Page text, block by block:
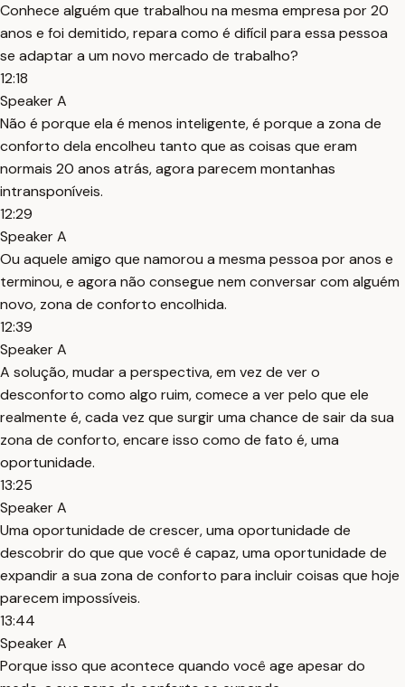
Conhece alguém que trabalhou na mesma empresa por 20
anos e foi demitido, repara como é difícil para essa pessoa
se adaptar a um novo mercado de trabalho?
12:18
Speaker A
Não é porque ela é menos inteligente, é porque a zona de
conforto dela encolheu tanto que as coisas que eram
normais 20 anos atrás, agora parecem montanhas
intransponíveis.
12:29
Speaker A
Ou aquele amigo que namorou a mesma pessoa por anos e
terminou, e agora não consegue nem conversar com alguém
novo, zona de conforto encolhida.
12:39
Speaker A
A solução, mudar a perspectiva, em vez de ver o
desconforto como algo ruim, comece a ver pelo que ele
realmente é, cada vez que surgir uma chance de sair da sua
zona de conforto, encare isso como de fato é, uma
oportunidade.
13:25
Speaker A
Uma oportunidade de crescer, uma oportunidade de
descobrir do que que você é capaz, uma oportunidade de
expandir a sua zona de conforto para incluir coisas que hoje
parecem impossíveis.
13:44
Speaker A
Porque isso que acontece quando você age apesar do